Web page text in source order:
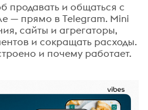
продавать и общаться с
— прямо в Telegram. Mini
сайты и агрегаторы,
и сокращать расходы.
и почему работает.